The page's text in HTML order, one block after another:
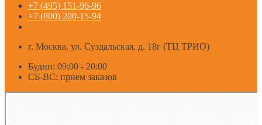
+7 (495) 151-96-96
+7 (800) 200-15-94
г. Москва. ул. Суздальская, д. 18г (ТЦ ТРИО)
Будни: 09:00 - 20:00
СБ-ВС: прием заказов